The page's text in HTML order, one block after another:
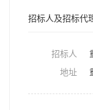
招标人及招标代
招标人
地址